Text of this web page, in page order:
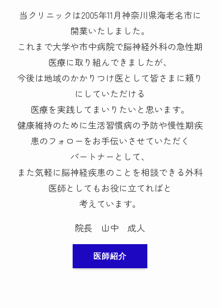
当クリニックは2005年11月神奈川県海老名市に
開業いたしました。
これまで大学や市中病院で脳神経外科の急性期
医療に取り組んできましたが、
今後は地域のかかりつけ医として皆さまに頼り
にしていただける
医療を実践してまいりたいと思います。
健康維持のために生活習慣病の予防や慢性期疾
患のフォローをお手伝いさせていただく
パートナーとして、
また気軽に脳神経疾患のことを相談できる外科
医師としてもお役に立てればと
考えています。
院長 山中 成人
医師紹介